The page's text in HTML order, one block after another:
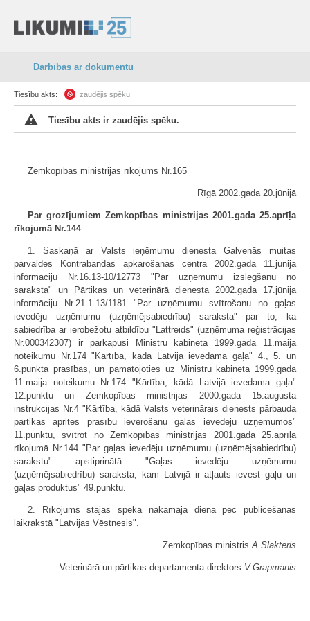
Darbības ar dokumentu
Tiesību akts: zaudējis spēku
Tiesību akts ir zaudējis spēku.
Zemkopības ministrijas rīkojums Nr.165
Rīgā 2002.gada 20.jūnijā
Par grozījumiem Zemkopības ministrijas 2001.gada 25.aprīļa
rīkojumā Nr.144
1. Saskaņā ar Valsts ieņēmumu dienesta Galvenās muitas
pārvaldes Kontrabandas apkarošanas centra 2002.gada 11.jūnija
informāciju Nr.16.13-10/12773 "Par uzņēmumu izslēgšanu no
saraksta" un Pārtikas un veterinārā dienesta 2002.gada 17.jūnija
informāciju Nr.21-1-13/1181 "Par uzņēmumu svītrošanu no gaļas
ievedēju uzņēmumu (uzņēmējsabiedrību) saraksta" par to, ka
sabiedrība ar ierobežotu atbildību "Lattreids" (uzņēmuma reģistrācijas
Nr.000342307) ir pārkāpusi Ministru kabineta 1999.gada 11.maija
noteikumu Nr.174 "Kārtība, kādā Latvijā ievedama gaļa" 4., 5. un
6.punkta prasības, un pamatojoties uz Ministru kabineta 1999.gada
11.maija noteikumu Nr.174 "Kārtība, kādā Latvijā ievedama gaļa"
12.punktu un Zemkopības ministrijas 2000.gada 15.augusta
instrukcijas Nr.4 "Kārtība, kādā Valsts veterinārais dienests pārbauda
pārtikas aprites prasību ievērošanu gaļas ievedēju uzņēmumos"
11.punktu, svītrot no Zemkopības ministrijas 2001.gada 25.aprīļa
rīkojumā Nr.144 "Par gaļas ievedēju uzņēmumu (uzņēmējsabiedrību)
sarakstu" apstiprinātā "Gaļas ievedēju uzņēmumu
(uzņēmējsabiedrību) saraksta, kam Latvijā ir atļauts ievest gaļu un
gaļas produktus" 49.punktu.
2. Rīkojums stājas spēkā nākamajā dienā pēc publicēšanas
laikrakstā "Latvijas Vēstnesis".
Zemkopības ministrisA.Slakteris
Veterinārā un pārtikas departamenta direktors V.Grapmanis